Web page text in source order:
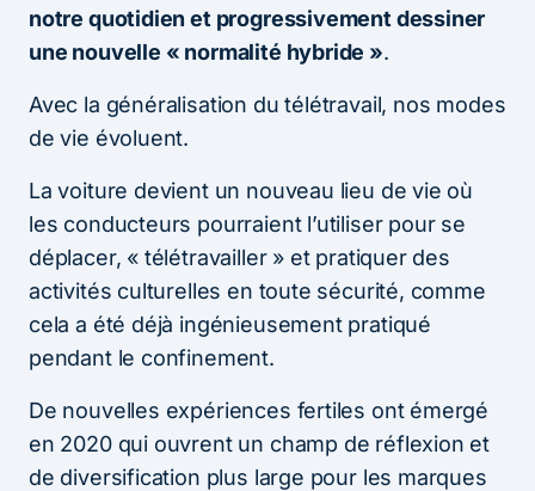
notre quotidien et progressivement dessiner
une nouvelle « normalité hybride ».
Avec la généralisation du télétravail, nos modes
de vie évoluent.
La voiture devient un nouveau lieu de vie où
les conducteurs pourraient l’utiliser pour se
déplacer, « télétravailler » et pratiquer des
activités culturelles en toute sécurité, comme
cela a été déjà ingénieusement pratiqué
pendant le confinement.
De nouvelles expériences fertiles ont émergé
en 2020 qui ouvrent un champ de réflexion et
de diversification plus large pour les marques